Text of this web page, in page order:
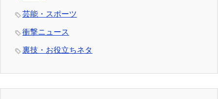
芸能・スポーツ
衝撃ニュース
裏技・お役立ちネタ